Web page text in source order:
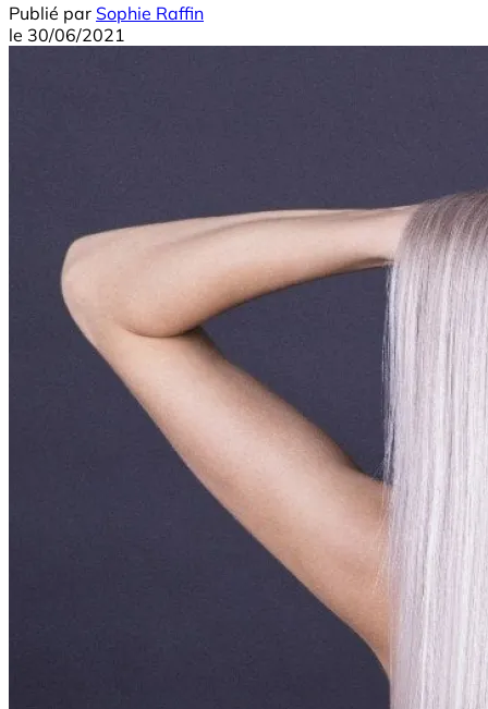
Publié par Sophie Raffin
le 30/06/2021